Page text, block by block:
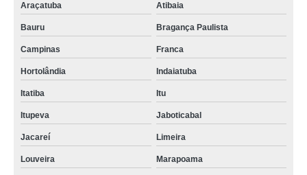
Araçatuba Atibaia
Bauru Bragança Paulista
Campinas Franca
Hortolândia Indaiatuba
Itatiba Itu
Itupeva Jaboticabal
Jacareí Limeira
Louveira Marapoama